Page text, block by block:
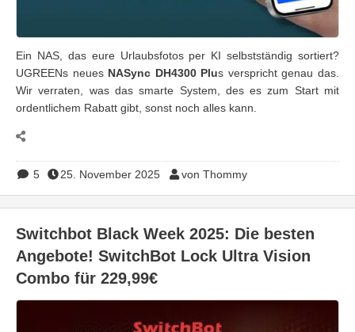
Ein NAS, das eure Urlaubsfotos per KI selbstständig sortiert?
UGREENs neues NASync DH4300 Plus verspricht genau das.
Wir verraten, was das smarte System, des es zum Start mit
ordentlichem Rabatt gibt, sonst noch alles kann.
5 25. November 2025 von Thommy
Switchbot Black Week 2025: Die besten
Angebote! SwitchBot Lock Ultra Vision
Combo für 229,99€